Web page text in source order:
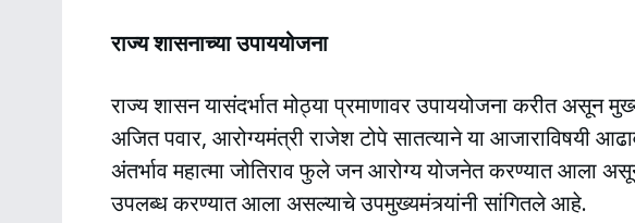
राज्य शासनाच्या उपाययोजना
राज्य शासन यासंदर्भात मोठ्या प्रमाणावर उपाययोजना करीत असून
अजित पवार, आरोग्यमंत्री राजेश टोपे सातत्याने या आजाराविषयी
अंतर्भाव महात्मा जोतिराव फुले जन आरोग्य योजनेत करण्यात आला
उपलब्ध करण्यात आला असल्याचे उपमुख्यमंत्र्यांनी सांगितले आहे.